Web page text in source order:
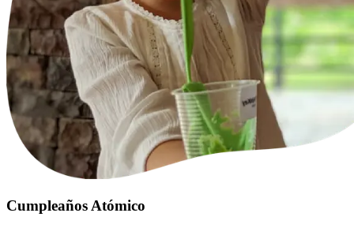
Cumpleaños Atómico